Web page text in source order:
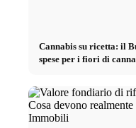
Cannabis su ricetta: il
spese per i fiori di